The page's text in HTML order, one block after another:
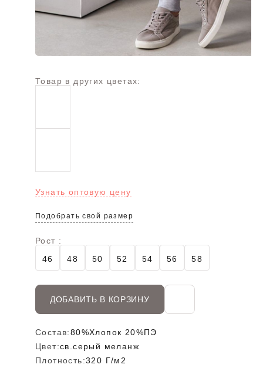
Товар в других цветах:
Узнать оптовую цену
Подобрать свой размер
Рост :
46
48 50 52 54 56 58
ДОБАВИТЬ В КОРЗИНУ
Состав:80%Хлопок 20%ПЭ
Цвет:св.серый меланж
Плотность:320 Г/м2